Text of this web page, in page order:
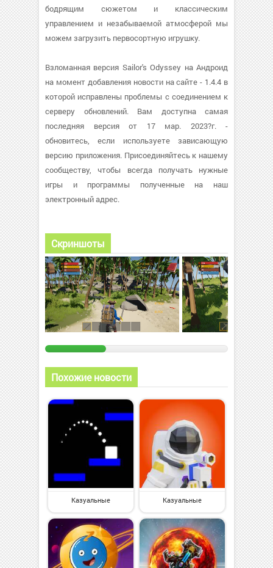
бодрящим сюжетом и классическим
управлением и незабываемой атмосферой мы
можем загрузить первосортную игрушку.
Взломанная версия Sailor's Odyssey на Андроид
на момент добавления новости на сайте - 1.4.4 в
которой исправлены проблемы с соединением к
серверу обновлений. Вам доступна самая
последняя версия от 17 мар. 2023?г. -
обновитесь, если используете зависающую
версию приложения. Присоединяйтесь к нашему
сообществу, чтобы всегда получать нужные
игры и программы полученные на наш
электронный адрес.
Скриншоты
Похожие новости
Казуальные Казуальные